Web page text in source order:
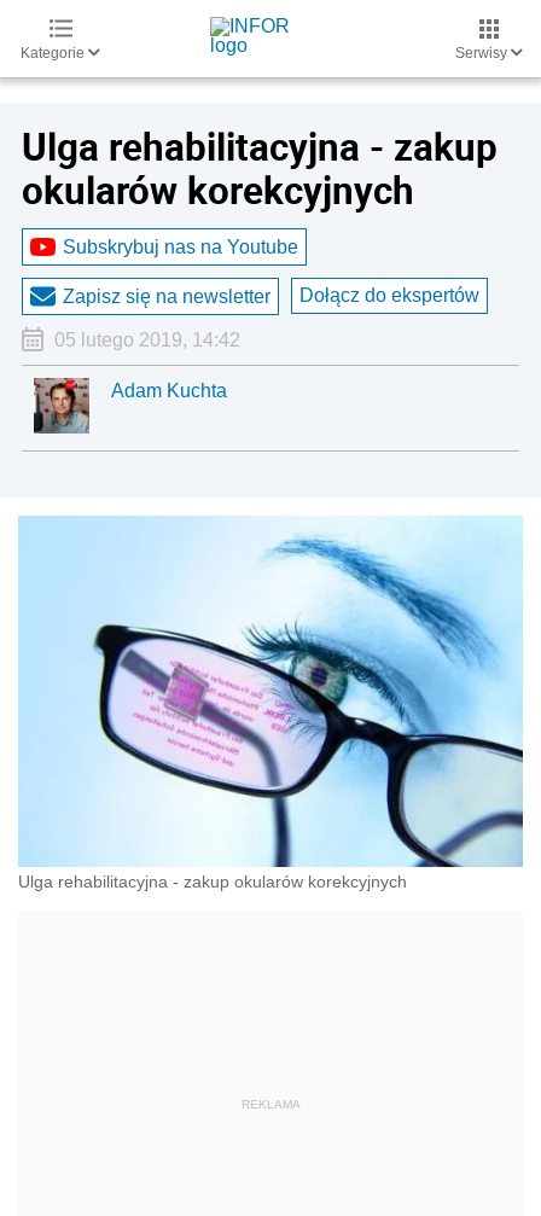
Kategorie Serwisy
Ulga rehabilitacyjna - zakup
okularów korekcyjnych
Subskrybuj nas na Youtube
Zapisz się na newsletter Dołącz do ekspertów
05 lutego 2019, 14:42
Adam Kuchta
Ulga rehabilitacyjna - zakup okularów korekcyjnych